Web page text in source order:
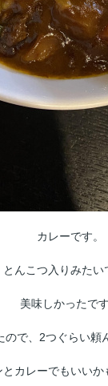
カレーです。
とんこつ入りみたい
美味しかったです
で、2つぐらい頼
カレーでもいいか